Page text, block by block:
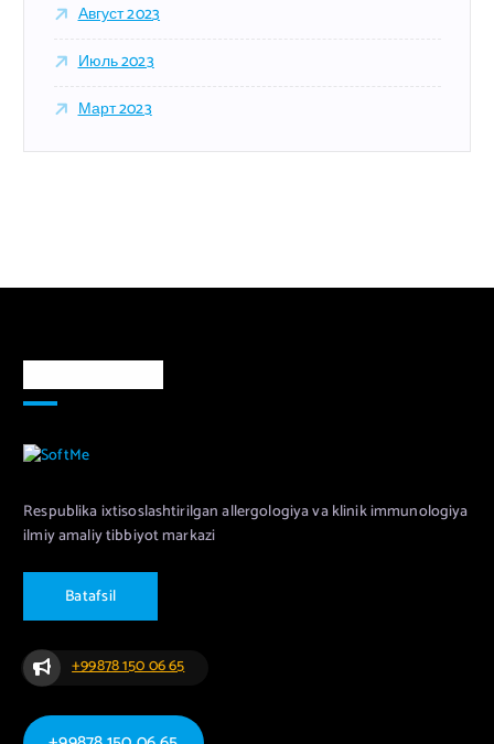
Август 2023
Июль 2023
Март 2023
Respublika ixtisoslashtirilgan allergologiya va klinik immunologiya
ilmiy amaliy tibbiyot markazi
Batafsil
+99878 150 06 65